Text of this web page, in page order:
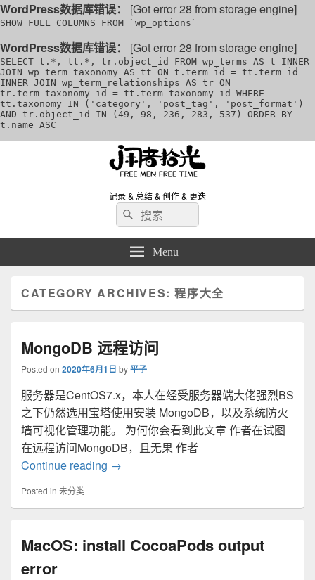
WordPress数据库错误： [Got error 28 from storage engine]
SHOW FULL COLUMNS FROM `wp_options`
WordPress数据库错误： [Got error 28 from storage engine]
SELECT t.*, tt.*, tr.object_id FROM wp_terms AS t INNER
JOIN wp_term_taxonomy AS tt ON t.term_id = tt.term_id
INNER JOIN wp_term_relationships AS tr ON
tr.term_taxonomy_id = tt.term_taxonomy_id WHERE
tt.taxonomy IN ('category', 'post_tag', 'post_format')
AND tr.object_id IN (49, 98, 236, 283, 537) ORDER BY
t.name ASC
记录 & 总结 & 创作 & 更迭
Search
for:
Search
Menu
CATEGORY ARCHIVES:程序大全
MongoDB 远程访问
Posted on 2020年6月1日 by平子
服务器是CentOS7.x，本人在经受服务器端大佬强烈BS
之下仍然选用宝塔使用安装 MongoDB，以及系统防火
墙可视化管理功能。 为何你会看到此文章 作者在试图
在远程访问MongoDB，且无果 作者
Continue reading MongoDB 远程访问
→
Posted in 未分类
MacOS: install CocoaPods output
error